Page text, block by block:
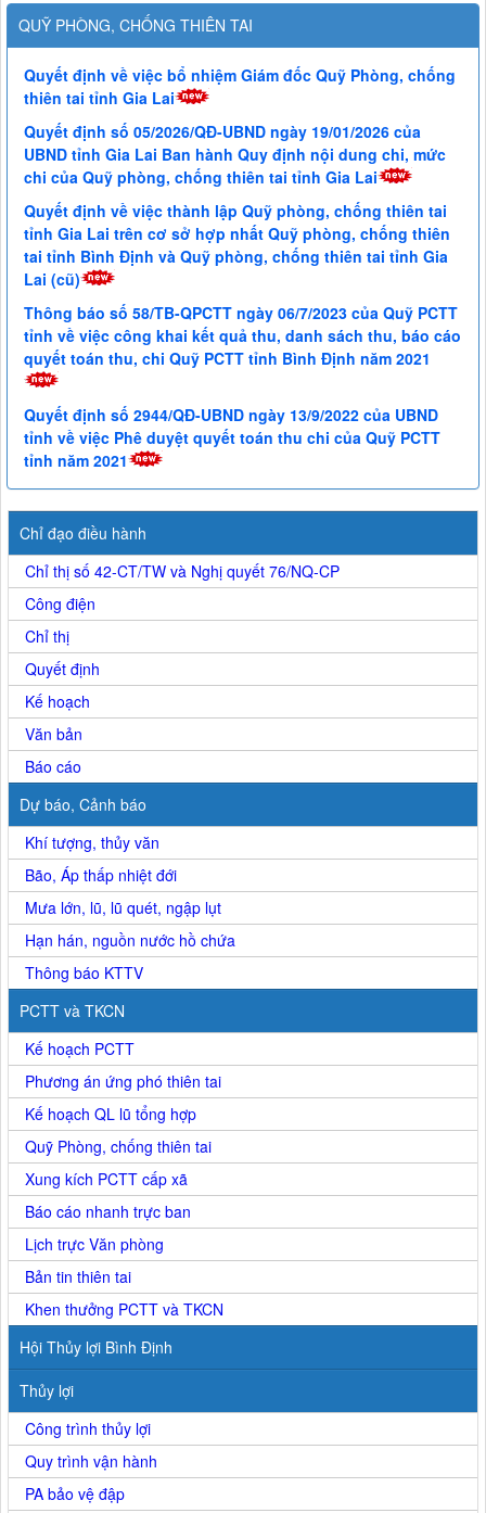
QUỸ PHÒNG, CHỐNG THIÊN TAI
Quyết định về việc bổ nhiệm Giám đốc Quỹ Phòng, chống
thiên tai tỉnh Gia Lai
Quyết định số 05/2026/QĐ-UBND ngày 19/01/2026 của
UBND tỉnh Gia Lai Ban hành Quy định nội dung chi, mức
chi của Quỹ phòng, chống thiên tai tỉnh Gia Lai
Quyết định về việc thành lập Quỹ phòng, chống thiên tai
tỉnh Gia Lai trên cơ sở hợp nhất Quỹ phòng, chống thiên
tai tỉnh Bình Định và Quỹ phòng, chống thiên tai tỉnh Gia
Lai (cũ)
Thông báo số 58/TB-QPCTT ngày 06/7/2023 của Quỹ PCTT
tỉnh về việc công khai kết quả thu, danh sách thu, báo cáo
quyết toán thu, chi Quỹ PCTT tỉnh Bình Định năm 2021
Quyết định số 2944/QĐ-UBND ngày 13/9/2022 của UBND
tỉnh về việc Phê duyệt quyết toán thu chi của Quỹ PCTT
tỉnh năm 2021
Chỉ đạo điều hành
Chỉ thị số 42-CT/TW và Nghị quyết 76/NQ-CP
Công điện
Chỉ thị
Quyết định
Kế hoạch
Văn bản
Báo cáo
Dự báo, Cảnh báo
Khí tượng, thủy văn
Bão, Áp thấp nhiệt đới
Mưa lớn, lũ, lũ quét, ngập lụt
Hạn hán, nguồn nước hồ chứa
Thông báo KTTV
PCTT và TKCN
Kế hoạch PCTT
Phương án ứng phó thiên tai
Kế hoạch QL lũ tổng hợp
Quỹ Phòng, chống thiên tai
Xung kích PCTT cấp xã
Báo cáo nhanh trực ban
Lịch trực Văn phòng
Bản tin thiên tai
Khen thưởng PCTT và TKCN
Hội Thủy lợi Bình Định
Thủy lợi
Công trình thủy lợi
Quy trình vận hành
PA bảo vệ đập